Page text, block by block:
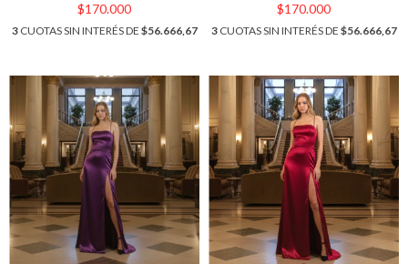
$170.000
3CUOTAS SIN INTERÉS DE $56.666,67
$170.000
3CUOTAS SIN INTERÉS DE $56.666,67